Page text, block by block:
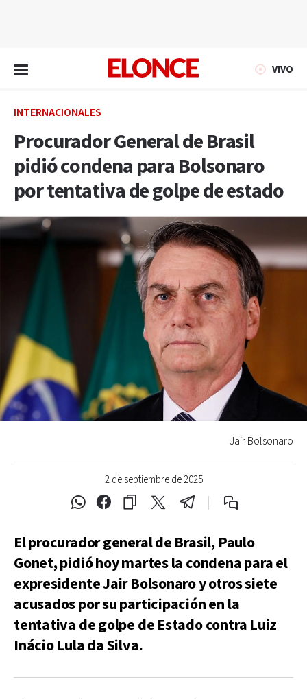
VIVO
INTERNACIONALES
Procurador General de Brasil
pidió condena para Bolsonaro
por tentativa de golpe de estado
2 de septiembre de 2025
Jair Bolsonaro
El procurador general de Brasil, Paulo
Gonet, pidió hoy martes la condena para el
expresidente Jair Bolsonaro y otros siete
acusados ​​por su participación en la
tentativa de golpe de Estado contra Luiz
Inácio Lula da Silva.